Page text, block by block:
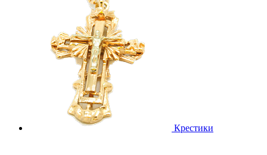
Крестики